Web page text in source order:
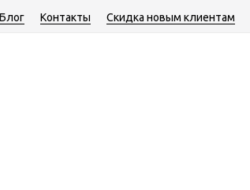
Блог Контакты Скидка новым клиентам